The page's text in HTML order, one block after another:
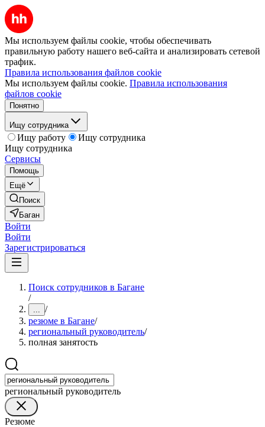
Мы используем файлы cookie, чтобы обеспечивать
правильную работу нашего веб-сайта и анализировать сетевой
трафик.
Правила использования файлов cookie
Мы используем файлы cookie. Правила использования
файлов cookie
Понятно
Ищу сотрудника
Ищу работу
Ищу сотрудника
Ищу сотрудника
Сервисы
Помощь
Ещё
Поиск
Баган
Войти
Войти
Зарегистрироваться
Поиск сотрудников в Багане
/
... /
резюме в Багане/
региональный руководитель/
полная занятость
региональный руководитель
Резюме